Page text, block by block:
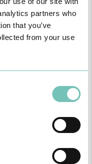
partners who
that you’ve
from your use
CADA VEZ MAIS